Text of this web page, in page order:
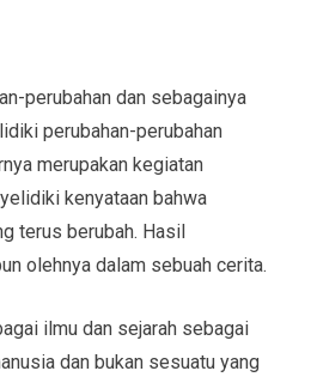
perubahan dan sebagainya
perubahan-perubahan
merupakan kegiatan
kenyataan bahwa
terus berubah. Hasil
olehnya dalam sebuah cerita.
ilmu dan sejarah sebagai
dan bukan sesuatu yang